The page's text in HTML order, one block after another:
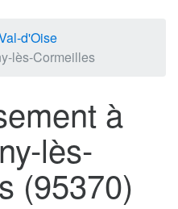
d'Oise
lès-Cormeilles
à
lès-
(95370)